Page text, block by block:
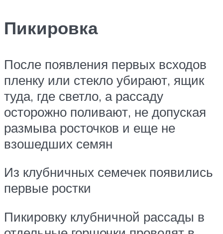
Пикировка
После появления первых всходов
пленку или стекло убирают, ящик
туда, где светло, а рассаду
осторожно поливают, не допуская
размыва росточков и еще не
взошедших семян
Из клубничных семечек появились
первые ростки
Пикировку клубничной рассады в